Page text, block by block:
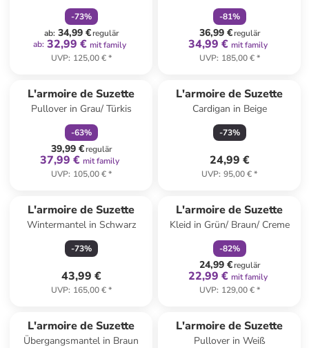
-73%
ab: 34,99 €regulär
ab: 32,99 € mit family
UVP: 125,00 €*
-81%
36,99 €regulär
34,99 € mit family
UVP: 185,00 €*
L'armoire de Suzette
Pullover in Grau/ Türkis
-63%
39,99 €regulär
37,99 € mit family
UVP: 105,00 €*
L'armoire de Suzette
Cardigan in Beige
-73%
24,99 €
UVP: 95,00 €*
L'armoire de Suzette
Wintermantel in Schwarz
-73%
43,99 €
UVP: 165,00 €*
L'armoire de Suzette
Kleid in Grün/ Braun/ Creme
-82%
24,99 €regulär
22,99 € mit family
UVP: 129,00 €*
L'armoire de Suzette
Übergangsmantel in Braun
L'armoire de Suzette
Pullover in Weiß